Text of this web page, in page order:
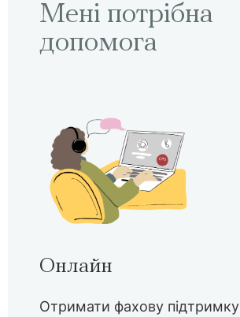
Мені потрібна
допомога
Онлайн
Отримати фахову підтримку